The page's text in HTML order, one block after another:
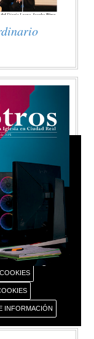
cookies propias
ni cede datos de
sin su
a sitios web de
ajenas este
si acepta o no
de nuestras cookies.
INFORMACIÓN